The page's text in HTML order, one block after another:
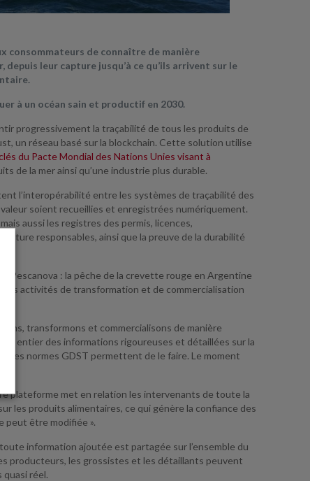
consommateurs de connaître de manière
leur capture jusqu’à ce qu’ils arrivent sur le
à un océan sain et productif en 2030.
progressivement la traçabilité de tous les produits de
un réseau basé sur la blockchain. Cette solution utilise
du Pacte Mondial des Nations Unies visant à
de la mer ainsi qu’une industrie plus durable.
l’interopérabilité entre les systèmes de traçabilité des
soient recueillies et enregistrées numériquement.
aussi les registres des permis, licences,
responsables, ainsi que la preuve de la durabilité
Pescanova : la pêche de la crevette rouge en Argentine
activités de transformation et de commercialisation
transformons et commercialisons de manière
entier des informations rigoureuses et détaillées sur la
Les normes GDST permettent de le faire. Le moment
plateforme met en relation les intervenants de toute la
les produits alimentaires, ce qui génère la confiance des
peut être modifiée ».
information ajoutée est partagée sur l’ensemble du
producteurs, les grossistes et les détaillants peuvent
réel.